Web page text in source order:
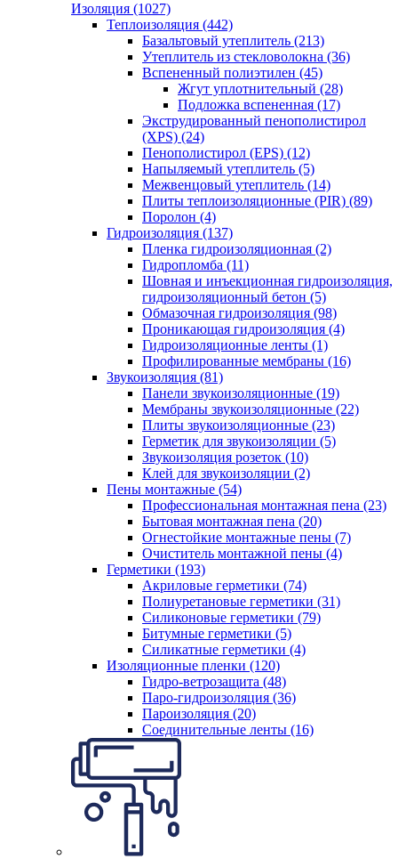
Изоляция (1027)
Теплоизоляция (442)
Базальтовый утеплитель (213)
Утеплитель из стекловолокна (36)
Вспененный полиэтилен (45)
Жгут уплотнительный (28)
Подложка вспененная (17)
Экструдированный пенополистирол
(XPS) (24)
Пенополистирол (EPS) (12)
Напыляемый утеплитель (5)
Межвенцовый утеплитель (14)
Плиты теплоизоляционные (PIR) (89)
Поролон (4)
Гидроизоляция (137)
Пленка гидроизоляционная (2)
Гидропломба (11)
Шовная и инъекционная гидроизоляция,
гидроизоляционный бетон (5)
Обмазочная гидроизоляция (98)
Проникающая гидроизоляция (4)
Гидроизоляционные ленты (1)
Профилированные мембраны (16)
Звукоизоляция (81)
Панели звукоизоляционные (19)
Мембраны звукоизоляционные (22)
Плиты звукоизоляционные (23)
Герметик для звукоизоляции (5)
Звукоизоляция розеток (10)
Клей для звукоизоляции (2)
Пены монтажные (54)
Профессиональная монтажная пена (23)
Бытовая монтажная пена (20)
Огнестойкие монтажные пены (7)
Очиститель монтажной пены (4)
Герметики (193)
Акриловые герметики (74)
Полиуретановые герметики (31)
Силиконовые герметики (79)
Битумные герметики (5)
Силикатные герметики (4)
Изоляционные пленки (120)
Гидро-ветрозащита (48)
Паро-гидроизоляция (36)
Пароизоляция (20)
Соединительные ленты (16)